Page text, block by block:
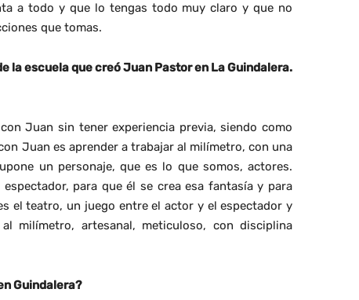
a todo y que lo tengas todo muy claro y que no
que tomas.
la escuela que creó Juan Pastor en La Guindalera.
Juan sin tener experiencia previa, siendo como
Juan es aprender a trabajar al milímetro, con una
un personaje, que es lo que somos, actores.
para que él se crea esa fantasía y para
el teatro, un juego entre el actor y el espectador y
milímetro, artesanal, meticuloso, con disciplina
Guindalera?